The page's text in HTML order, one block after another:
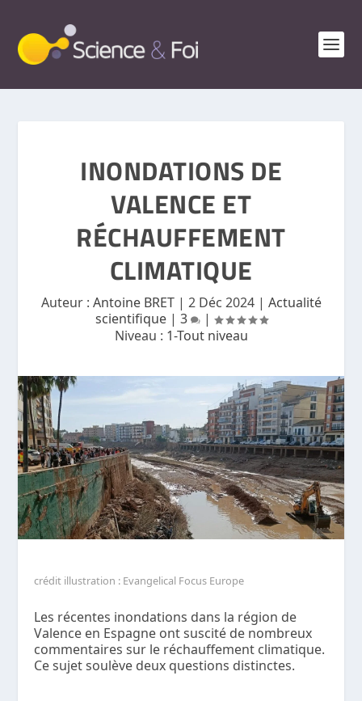
INONDATIONS DE
VALENCE ET
RÉCHAUFFEMENT
CLIMATIQUE
Auteur : Antoine BRET| 2 Déc 2024| Actualité
scientifique| 3
|
Niveau : 1-Tout niveau
crédit illustration : Evangelical Focus Europe
Les récentes inondations dans la région de
Valence en Espagne ont suscité de nombreux
commentaires sur le réchauffement climatique.
Ce sujet soulève deux questions distinctes.